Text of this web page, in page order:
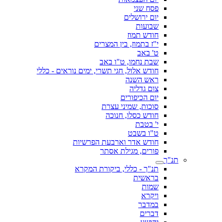
פסח שני
יום ירושלים
שבועות
חודש תמוז
י"ז בתמוז, בין המצרים
ט' באב
שבת נחמו, ט"ו באב
חודש אלול, חגי תשרי, ימים נוראים - כללי
ראש השנה
צום גדליה
יום הכיפורים
סוכות, שמיני עצרת
חודש כסלו, חנוכה
י' בטבת
ט"ו בשבט
חודש אדר וארבעת הפרשיות
פורים, מגילת אסתר
תנ"ך
תנ"ך - כללי, ביקורת המקרא
בראשית
שמות
ויקרא
במדבר
דברים